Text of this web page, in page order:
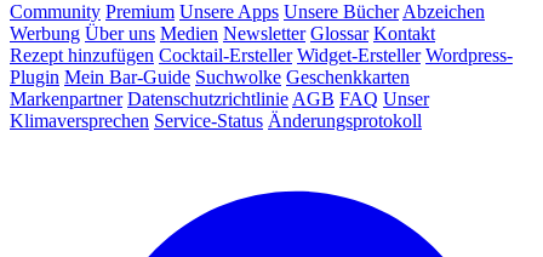
Community Premium Unsere Apps Unsere Bücher Abzeichen
Werbung Über uns Medien Newsletter Glossar Kontakt
Rezept hinzufügen Cocktail-Ersteller Widget-Ersteller Wordpress-
Plugin Mein Bar-Guide Suchwolke Geschenkkarten
Markenpartner Datenschutzrichtlinie AGB FAQ Unser
Klimaversprechen Service-Status Änderungsprotokoll